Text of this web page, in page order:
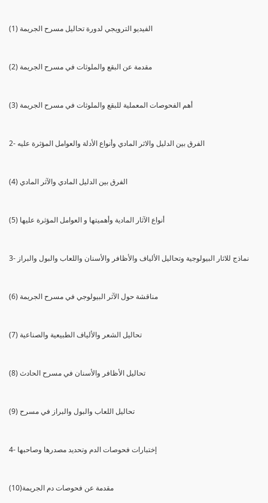
(1) الفيديو الترويجي لدورة تحاليل مسرح الجريمة
(2) مقدمة عن البقع والملوثات في مسرح الجريمة
(3) أهم الفحوصات المعملية للبقع والملوثات في مسرح الجريمة
2- الفرق بين الدليل والاثر المادي وأنواع الأدلة والعوامل المؤثرة عليه
(4) الفرق بين الدليل المادي والآثر المادي
(5) أنواع الآثار المادية وأهميتها و العوامل المؤثرة عليها
3- نماذج للاثار البيولوجية وتحاليل الألياف والأظافر والأسنان واللعاب والبول والبراز
(6) مناقشة حول الآثر البيولوجي في مسرح الجريمة
(7) تحاليل الشعر والألياف الطبيعية والصناعية
(8) تحاليل الأظافر والأسنان في مسرح الحادث
(9) تحاليل اللعاب والبول والبراز في مسرح
4- إختبارات فحوصات الدم وتحديد مصدرها وصاحبها
(10)مقدمة عن فحوصات دم الجريمة